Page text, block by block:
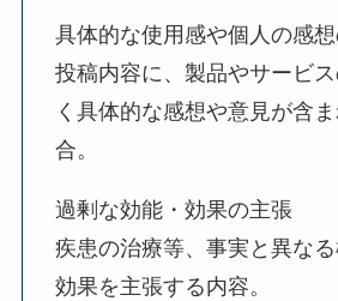
具体的な使用感や個人の感
投稿内容に、製品やサービ
く具体的な感想や意見が含
合。
過剰な効能・効果の主張
疾患の治療等、事実と異な
効果を主張する内容。